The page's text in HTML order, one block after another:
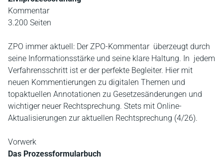
Kommentar
3.200 Seiten
ZPO immer aktuell: Der ZPO-Kommentar überzeugt durch
seine Informationsstärke und seine klare Haltung. In jedem
Verfahrensschritt ist er der perfekte Begleiter. Hier mit
neuen Kommentierungen zu digitalen Themen und
topaktuellen Annotationen zu Gesetzesänderungen und
wichtiger neuer Rechtsprechung. Stets mit Online-
Aktualisierungen zur aktuellen Rechtsprechung (4/26).
Vorwerk
Das Prozessformularbuch